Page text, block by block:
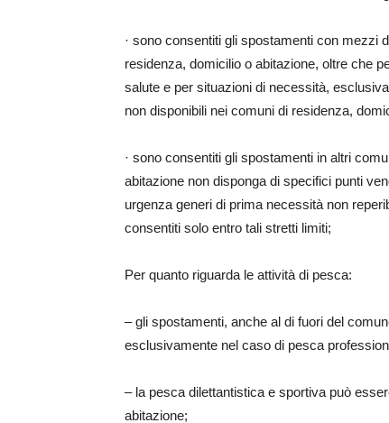
· sono consentiti gli spostamenti con mezzi
residenza, domicilio o abitazione, oltre che
salute e per situazioni di necessità,
non disponibili nei comuni di residenza,
· sono consentiti gli spostamenti in altri
abitazione non disponga di specifici punti
urgenza generi di prima necessità non
consentiti solo entro tali stretti limiti;
Per quanto riguarda le attività di pesca:
– gli spostamenti, anche al di fuori del
esclusivamente nel caso di pesca
– la pesca dilettantistica e sportiva può
abitazione;